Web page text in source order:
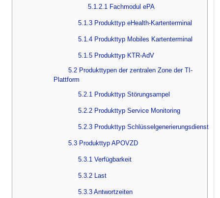
5.1.2.1 Fachmodul ePA
5.1.3 Produkttyp eHealth-Kartenterminal
5.1.4 Produkttyp Mobiles Kartenterminal
5.1.5 Produkttyp KTR-AdV
5.2 Produkttypen der zentralen Zone der TI-
Plattform
5.2.1 Produkttyp Störungsampel
5.2.2 Produkttyp Service Monitoring
5.2.3 Produkttyp Schlüsselgenerierungsdienst
5.3 Produkttyp APOVZD
5.3.1 Verfügbarkeit
5.3.2 Last
5.3.3 Antwortzeiten